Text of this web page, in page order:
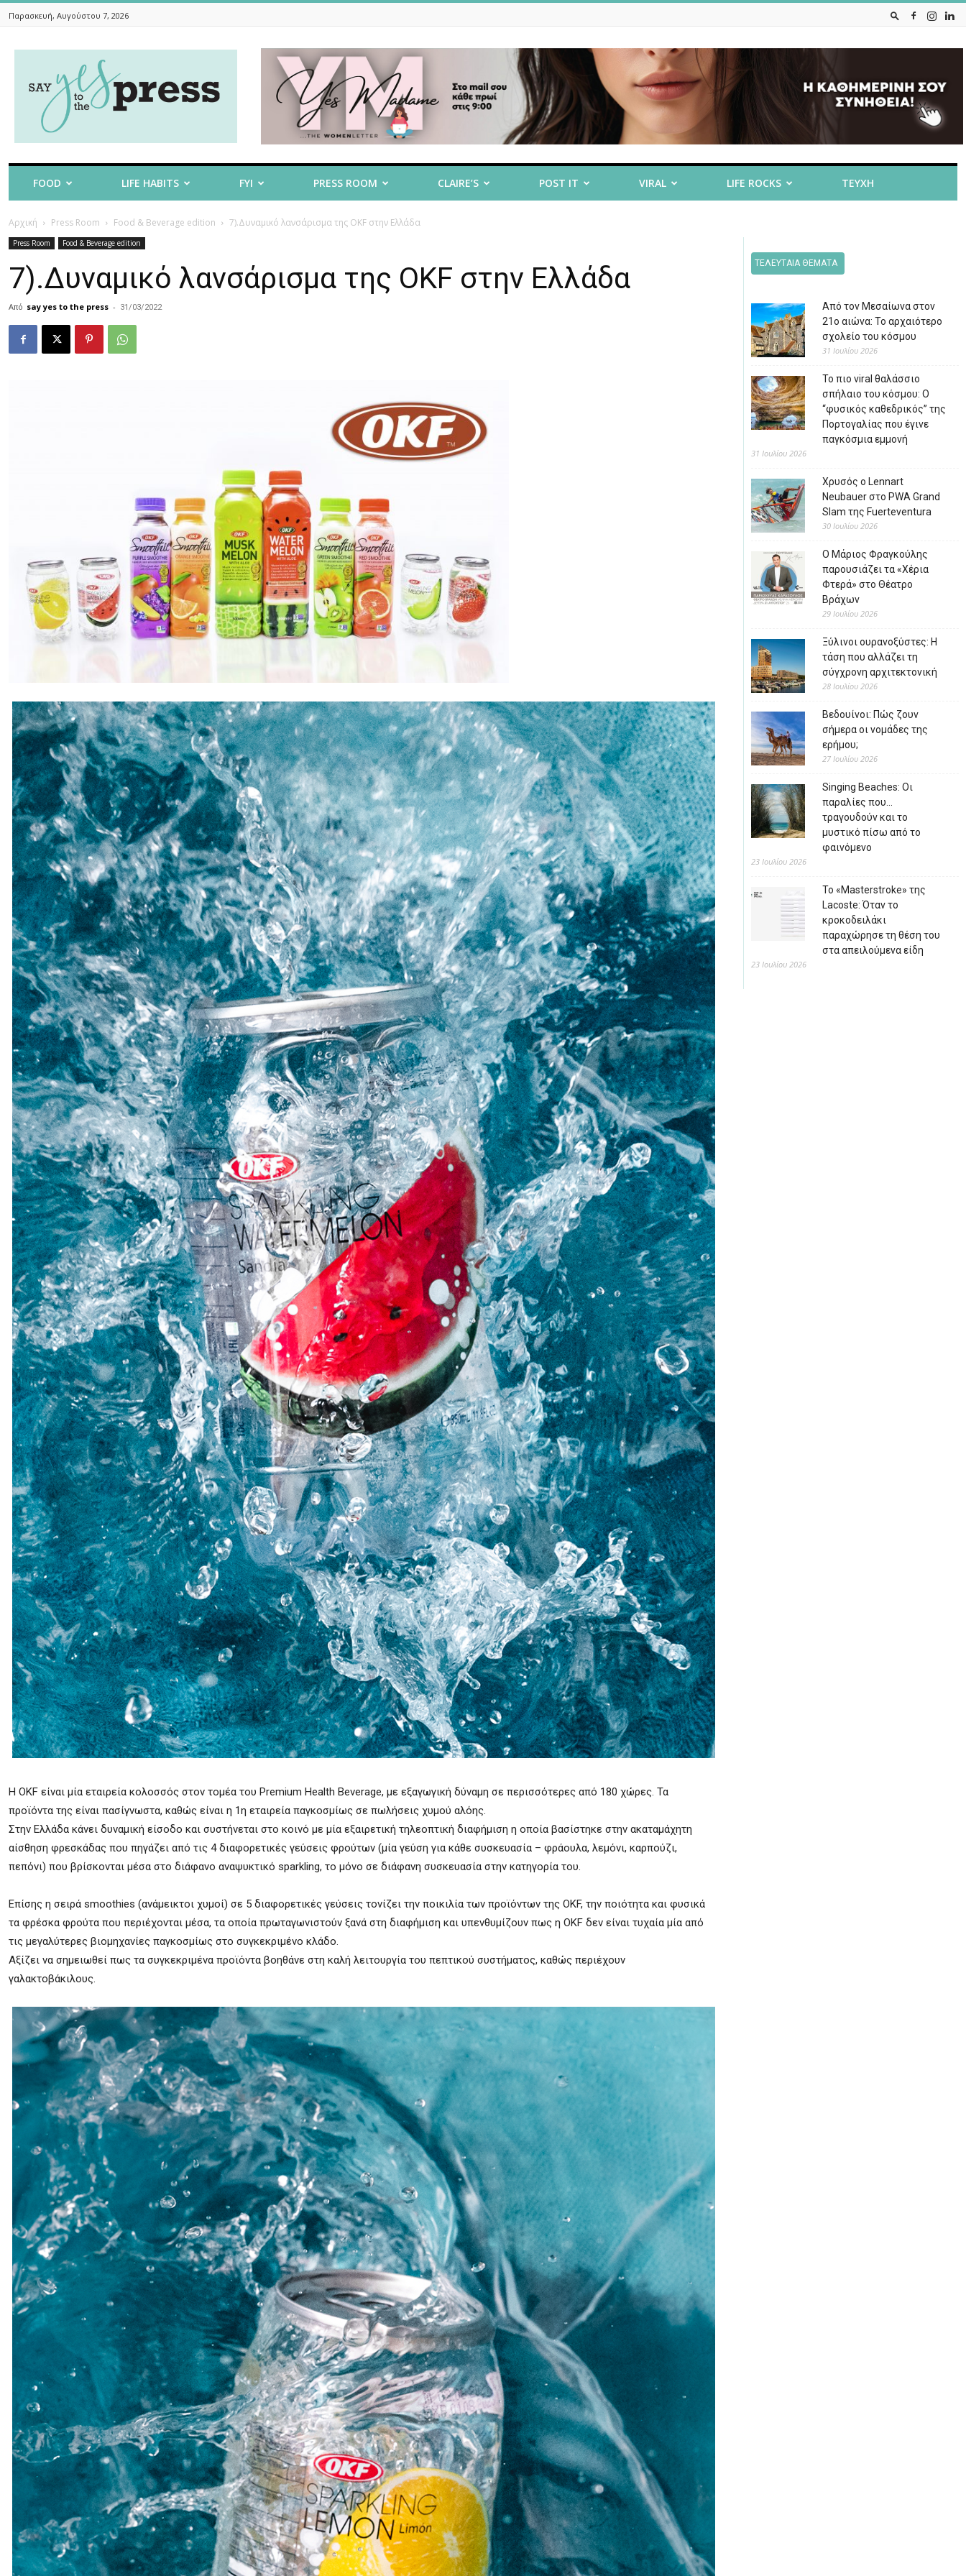
Παρασκευή, Αυγούστου 7, 2026
To
The
FOOD LIFE HABITS FYI PRESS ROOM CLAIRE’S POST IT VIRAL LIFE ROCKS ΤΕΥΧΗ
Αρχική Press Room Food & Beverage edition 7).Δυναμικό λανσάρισμα της OKF στην Ελλάδα
Press Room Food & Beverage edition
7).Δυναμικό λανσάρισμα της OKF στην Ελλάδα
Από say yes to the press - 31/03/2022
H OKF είναι μία εταιρεία κολοσσός στον τομέα του Premium Health Beverage, με εξαγωγική δύναμη σε περισσότερες από 180 χώρες. Τα
προϊόντα της είναι πασίγνωστα, καθώς είναι η 1η εταιρεία παγκοσμίως σε πωλήσεις χυμού αλόης.
Στην Ελλάδα κάνει δυναμική είσοδο και συστήνεται στο κοινό με μία εξαιρετική τηλεοπτική διαφήμιση η οποία βασίστηκε στην ακαταμάχητη
αίσθηση φρεσκάδας που πηγάζει από τις 4 διαφορετικές γεύσεις φρούτων (μία γεύση για κάθε συσκευασία – φράουλα, λεμόνι, καρπούζι,
πεπόνι) που βρίσκονται μέσα στο διάφανο αναψυκτικό sparkling, το μόνο σε διάφανη συσκευασία στην κατηγορία του.
Επίσης η σειρά smoothies (ανάμεικτοι χυμοί) σε 5 διαφορετικές γεύσεις τονίζει την ποικιλία των προϊόντων της OKF, την ποιότητα και φυσικά
τα φρέσκα φρούτα που περιέχονται μέσα, τα οποία πρωταγωνιστούν ξανά στη διαφήμιση και υπενθυμίζουν πως η OKF δεν είναι τυχαία μία από
τις μεγαλύτερες βιομηχανίες παγκοσμίως στο συγκεκριμένο κλάδο.
Αξίζει να σημειωθεί πως τα συγκεκριμένα προϊόντα βοηθάνε στη καλή λειτουργία του πεπτικού συστήματος, καθώς περιέχουν
γαλακτοβάκιλους.
ΤΕΛΕΥΤΑΙΑ ΘΕΜΑΤΑ
Από τον Μεσαίωνα στον
21ο αιώνα: Το αρχαιότερο
σχολείο του κόσμου
31 Ιουλίου 2026
Το πιο viral θαλάσσιο
σπήλαιο του κόσμου: Ο
“φυσικός καθεδρικός” της
Πορτογαλίας που έγινε
παγκόσμια εμμονή
31 Ιουλίου 2026
Χρυσός ο Lennart
Neubauer στο PWA Grand
Slam της Fuerteventura
30 Ιουλίου 2026
Ο Μάριος Φραγκούλης
παρουσιάζει τα «Χέρια
Φτερά» στο Θέατρο
Βράχων
29 Ιουλίου 2026
Ξύλινοι ουρανοξύστες: Η
τάση που αλλάζει τη
σύγχρονη αρχιτεκτονική
28 Ιουλίου 2026
Βεδουίνοι: Πώς ζουν
σήμερα οι νομάδες της
ερήμου;
27 Ιουλίου 2026
Singing Beaches: Οι
παραλίες που…
τραγουδούν και το
μυστικό πίσω από το
φαινόμενο
23 Ιουλίου 2026
Το «Masterstroke» της
Lacoste: Όταν το
κροκοδειλάκι
παραχώρησε τη θέση του
στα απειλούμενα είδη
23 Ιουλίου 2026